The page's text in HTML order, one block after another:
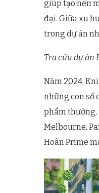
giúp tạo nên
đại. Giữa xu
trong dự án
Tra cứu dự án
Năm 2024,
những con số
phẩm thường,
Melbourne,
Hoàn Prime